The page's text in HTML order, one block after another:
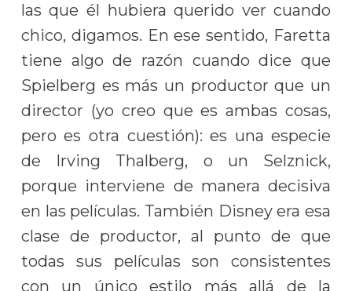
las que él hubiera querido ver cuando
chico, digamos. En ese sentido, Faretta
tiene algo de razón cuando dice que
Spielberg es más un productor que un
director (yo creo que es ambas cosas,
pero es otra cuestión): es una especie
de Irving Thalberg, o un Selznick,
porque interviene de manera decisiva
en las películas. También Disney era esa
clase de productor, al punto de que
todas sus películas son consistentes
con un único estilo más allá de la